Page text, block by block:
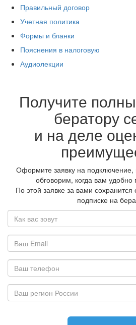
Правильный договор
Учетная политика
Формы и бланки
Пояснения в налоговую
Аудиолекции
Получите
бератору
и на деле
Оформите заявку на
обговорим, когда вам удобно
По этой заявке за вами
подписке на